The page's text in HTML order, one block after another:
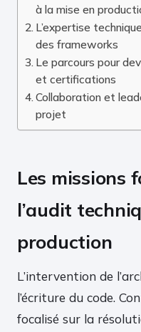
à la mise en
L’expertise
des frameworks
Le parcours pour
et certifications
Collaboration et
projet
Les missions
l’audit
production
L’intervention de
l’écriture du code.
focalisé sur la